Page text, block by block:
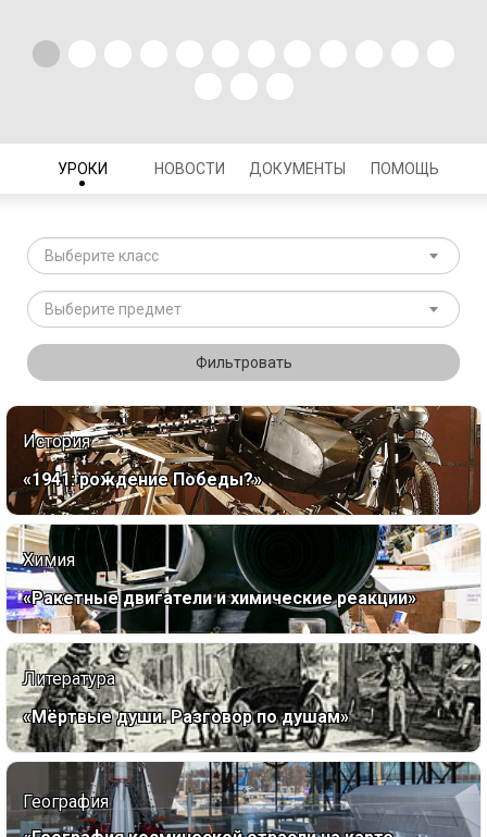
УРОКИ НОВОСТИ ДОКУМЕНТЫ ПОМОЩЬ
Выберите класс
Выберите предмет
Фильтровать
История
«1941: рождение Победы?»
Химия
«Ракетные двигатели и химические реакции»
Литература
«Мёртвые души. Разговор по душам»
География